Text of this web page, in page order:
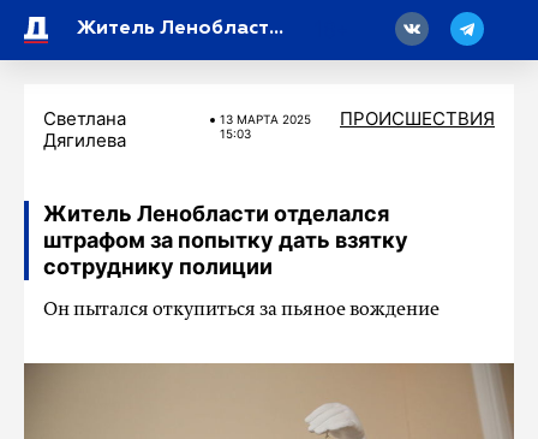
Житель Ленобласти отделался штрафом за попытку дать взятку сотруднику полиции
Светлана
Дягилева
13 МАРТA 2025
15:03
ПРОИСШЕСТВИЯ
Житель Ленобласти отделался
штрафом за попытку дать взятку
сотруднику полиции
Он пытался откупиться за пьяное вождение